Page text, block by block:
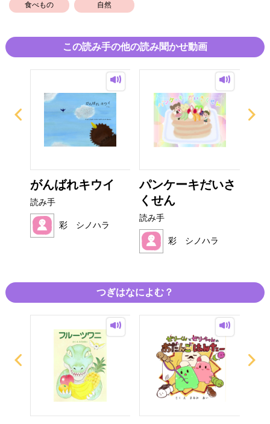
食べもの 自然
この読み手の他の読み聞かせ動画
がんばれキウイ
読み手
彩 シノハラ
パンケーキだいさ
くせん
読み手
彩 シノハラ
つぎはなによむ？